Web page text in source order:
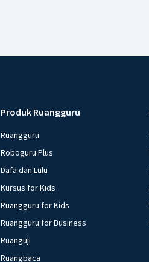
Produk Ruangguru
Ruangguru
Roboguru Plus
Dafa dan Lulu
Kursus for Kids
Ruangguru for Kids
Ruangguru for Business
Ruanguji
Ruangbaca